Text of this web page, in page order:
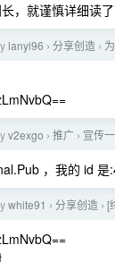
，就谨慎详细读
lanyi96 › 分享创造 ›
v2exgo › 推广 › 宣传
，我的 id 是
white91 › 分享创造 › [